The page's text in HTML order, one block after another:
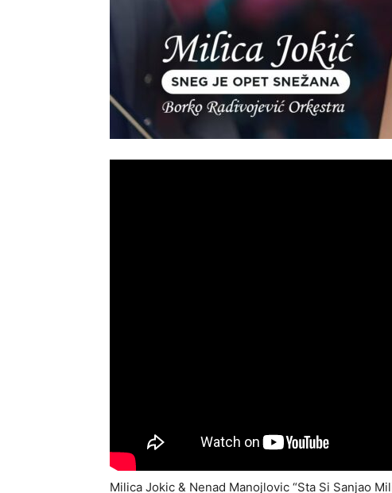
Milica Jokic & Nenad Manojlovic “Sta Si Sanjao